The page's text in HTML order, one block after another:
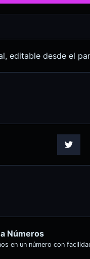
editable desde el
Números
en un número con